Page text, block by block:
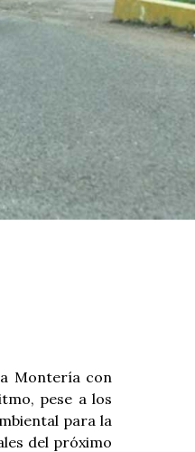
Montería con
pese a los
para la
del próximo